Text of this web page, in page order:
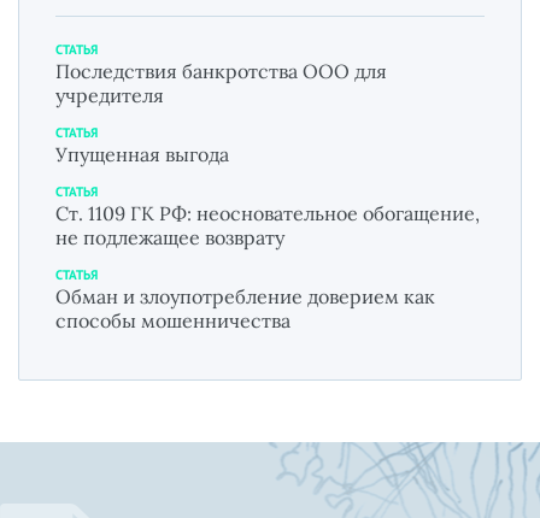
СТАТЬЯ
Последствия банкротства ООО для
учредителя
СТАТЬЯ
Упущенная выгода
СТАТЬЯ
Ст. 1109 ГК РФ: неосновательное обогащение,
не подлежащее возврату
СТАТЬЯ
Обман и злоупотребление доверием как
способы мошенничества